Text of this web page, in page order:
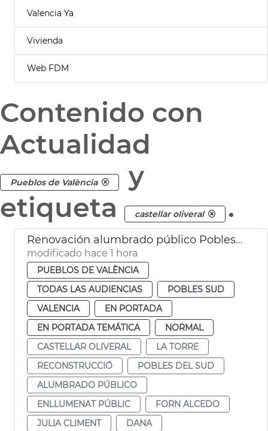
Valencia Ya
Vivienda
Web FDM
Contenido con
Actualidad
Pueblos de València
y
etiqueta
castellar oliveral .
Renovación alumbrado público Pobles del Sud dana
modificado hace 1 hora
PUEBLOS DE VALÈNCIA
TODAS LAS AUDIENCIAS
POBLES SUD
VALENCIA
EN PORTADA
EN PORTADA TEMÁTICA
NORMAL
CASTELLAR OLIVERAL
LA TORRE
RECONSTRUCCIÓ
POBLES DEL SUD
ALUMBRADO PÚBLICO
ENLLUMENAT PÚBLIC
FORN ALCEDO
JULIA CLIMENT
DANA